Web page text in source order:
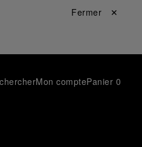
Fermer ✕
Mon comptePanier 0